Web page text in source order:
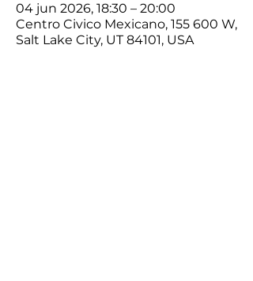
04 jun 2026, 18:30 – 20:00
Centro Civico Mexicano, 155 600 W,
Salt Lake City, UT 84101, USA